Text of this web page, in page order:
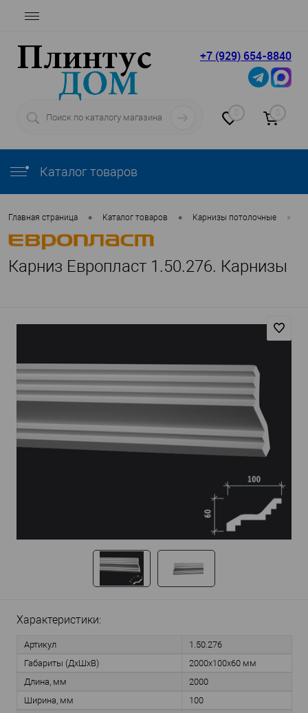
+7 (929) 654-8840
0 0
Каталог товаров
Главная страница • Каталог товаров • Карнизы потолочные •
Карниз Европласт 1.50.276. Карнизы
Характеристики:
Артикул
1.50.276
Габариты (ДхШхВ)
2000x100x60 мм
Длина, мм
2000
Ширина, мм
100